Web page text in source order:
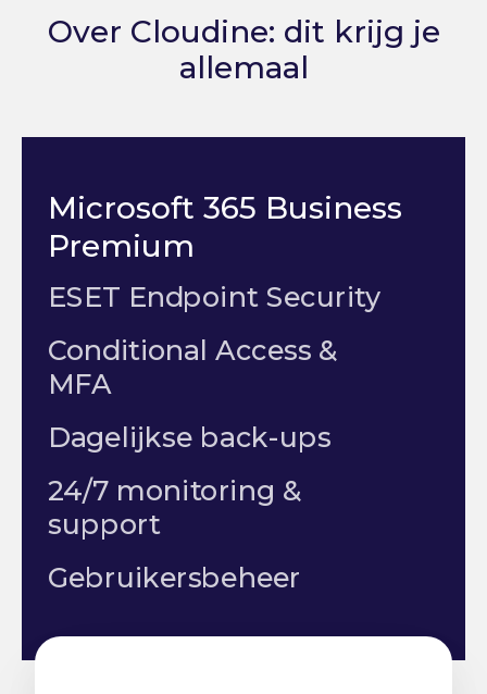
Over Cloudine: dit krijg je
allemaal
Microsoft 365 Business
Premium
ESET Endpoint Security
Conditional Access &
MFA
Dagelijkse back-ups
24/7 monitoring &
support
Gebruikersbeheer